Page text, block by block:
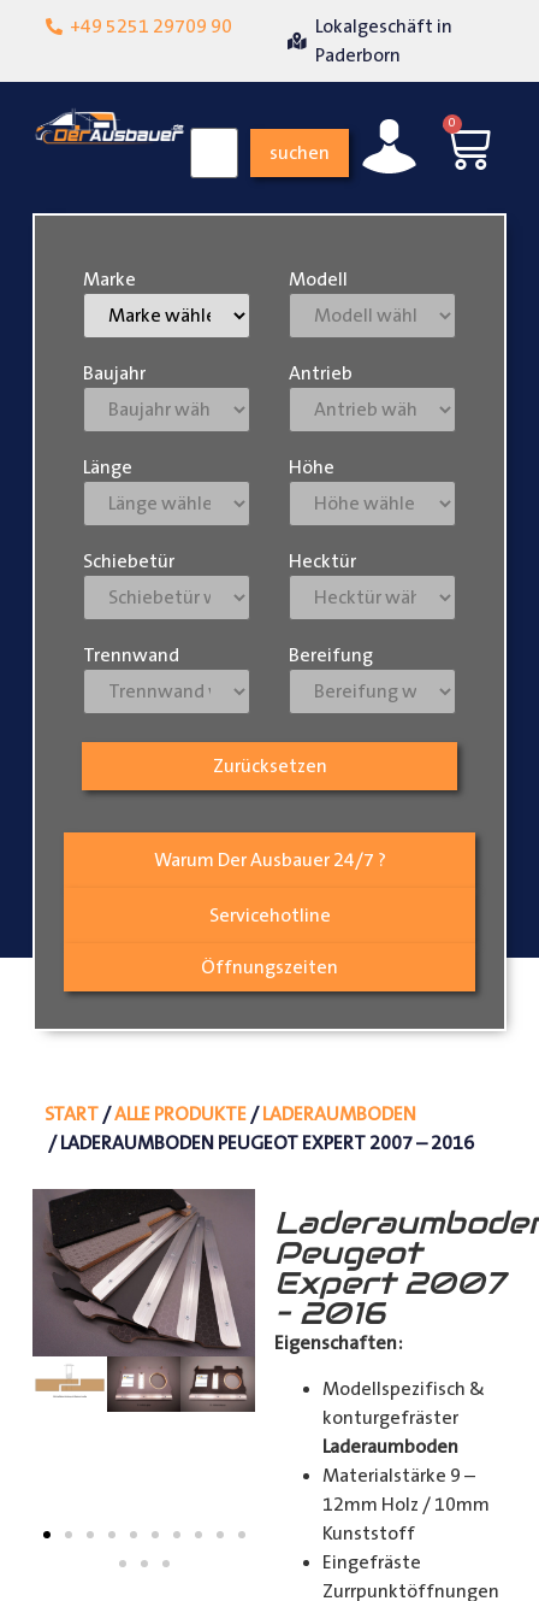
+49 5251 29709 90
Lokalgeschäft in
Über 15 Jahre
suchen
0
Warum Der Ausbauer 24/7 ?
Servicehotline
Öffnungszeiten
Marke Modell
Baujahr Antrieb
Länge Höhe
Schiebetür Hecktür
Trennwand Bereifung
Zurücksetzen
START/ALLE PRODUKTE/LADERAUMBODEN
/ LADERAUMBODEN PEUGEOT EXPERT 2007 – 2016
Peugeot
Expert 2007
– 2016
Eigenschaften:
Modellspezifisch &
konturgefräster
Laderaumboden
Materialstärke 9 –
12mm Holz / 10mm
Kunststoff
Eingefräste
Zurrpunktöffnungen